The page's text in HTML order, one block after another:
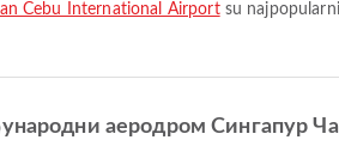
Cebu International Airportsu
аеродром Сингапур